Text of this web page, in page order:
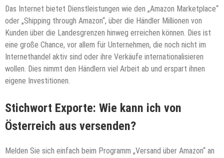
Das Internet bietet Dienstleistungen wie den „Amazon Marketplace“
oder „Shipping through Amazon“, über die Händler Millionen von
Kunden über die Landesgrenzen hinweg erreichen können. Dies ist
eine große Chance, vor allem für Unternehmen, die noch nicht im
Internethandel aktiv sind oder ihre Verkäufe internationalisieren
wollen. Dies nimmt den Händlern viel Arbeit ab und erspart ihnen
eigene Investitionen.
Stichwort Exporte: Wie kann ich von
Österreich aus versenden?
Melden Sie sich einfach beim Programm „Versand über Amazon“ an